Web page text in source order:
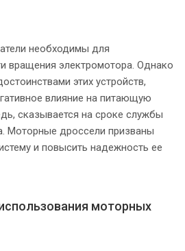
необходимы для
вращения электромотора. Однако
этих устройств,
влияние на питающую
сказывается на сроке службы
Моторные дроссели призваны
и повысить надежность ее
моторных